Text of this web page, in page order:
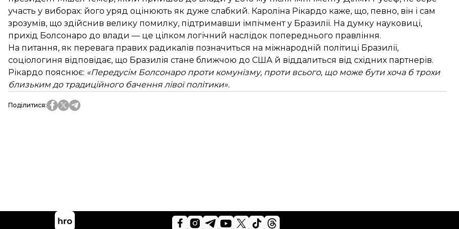
участь у виборах: його уряд оцінюють як дуже слабкий. Кароліна Рікардо каже, що, певно, він і сам
зрозумів, що здійснив велику помилку, підтримавши імпічмент у Бразилії. На думку науковиці,
прихід Болсонаро до влади — це цілком логічний наслідок попереднього правління.
На питання, як перевага правих радикалів позначиться на міжнародній політиці Бразилії,
соціологиня відповідає, що Бразилія стане ближчою до США й віддалиться від східних партнерів.
Рікардо пояснює: «Передусім Болсонаро проти комунізму, проти всього, що може бути хоча б трохи
близьким до традиційного бачення лівої політики».
Поділитися: